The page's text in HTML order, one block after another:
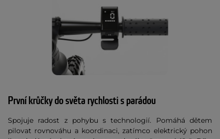
První krůčky do světa rychlosti s parádou
Spojuje radost z pohybu s technologií. Pomáhá dětem
pilovat rovnováhu a koordinaci, zatímco elektrický pohon